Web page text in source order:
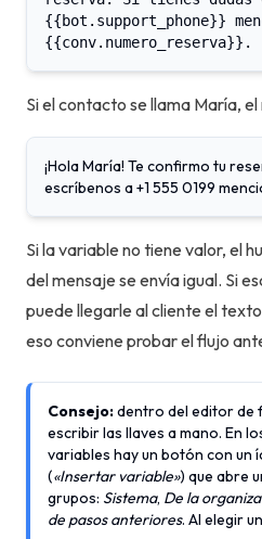
{{bot.support_phone}}
{{conv.numero_reserva}} .
Si el contacto se llama María,
¡Hola María! Te confirmo tu
escríbenos a +1 555 0199
Si la variable no tiene valor, el
del mensaje se envía igual. Si
puede llegarle al cliente el
eso conviene probar el flujo
Consejo:dentro del editor de
escribir las llaves a mano. En
variables hay un botón con un
(«Insertar variable») que abre
grupos: Sistema, De la
de pasos anteriores. Al elegir